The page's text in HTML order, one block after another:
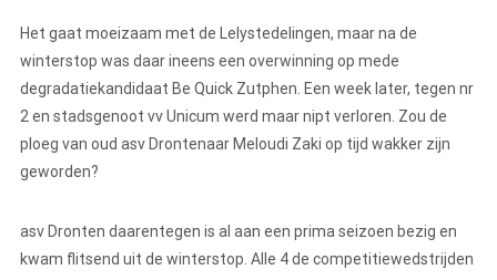
Het gaat moeizaam met de Lelystedelingen, maar na de
winterstop was daar ineens een overwinning op mede
degradatiekandidaat Be Quick Zutphen. Een week later, tegen nr
2 en stadsgenoot vv Unicum werd maar nipt verloren. Zou de
ploeg van oud asv Drontenaar Meloudi Zaki op tijd wakker zijn
geworden?
asv Dronten daarentegen is al aan een prima seizoen bezig en
kwam flitsend uit de winterstop. Alle 4 de competitiewedstrijden